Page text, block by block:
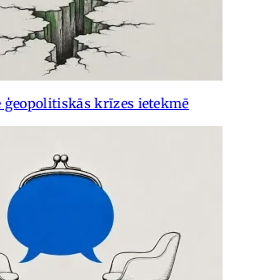
krīzes ietekmē